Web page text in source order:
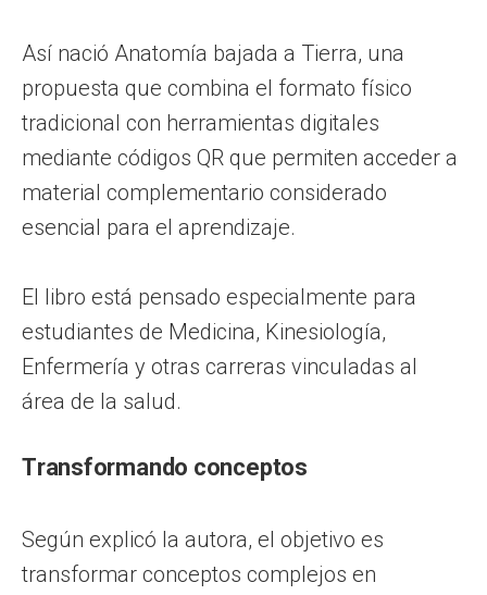
Así nació Anatomía bajada a Tierra, una
propuesta que combina el formato físico
tradicional con herramientas digitales
mediante códigos QR que permiten acceder a
material complementario considerado
esencial para el aprendizaje.
El libro está pensado especialmente para
estudiantes de Medicina, Kinesiología,
Enfermería y otras carreras vinculadas al
área de la salud.
Transformando conceptos
Según explicó la autora, el objetivo es
transformar conceptos complejos en